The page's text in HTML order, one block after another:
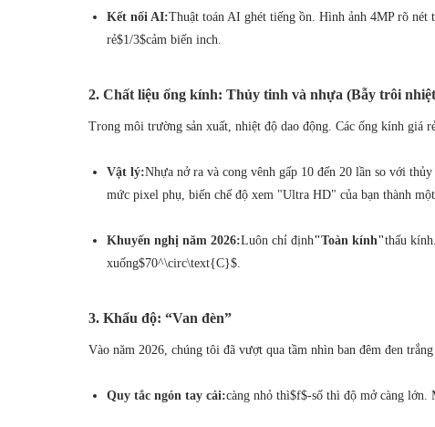
Kết nối AI:Thuật toán AI ghét tiếng ồn. Hình ảnh 4MP rõ nét
rẻ$1/3$cảm biến inch.
2. Chất liệu ống kính: Thủy tinh và nhựa (Bẫy trôi
Trong môi trường sản xuất, nhiệt độ dao động. Các ống kính giá
Vật lý:Nhựa nở ra và cong vênh gấp 10 đến 20 lần so với
mức pixel phụ, biến chế độ xem "Ultra HD" của bạn thành
Khuyến nghị năm 2026:Luôn chỉ định"Toàn kính"thấu
xuống$70^\circ\text{C}$
3. Khẩu độ: “Van đèn”
Vào năm 2026, chúng tôi đã vượt qua tầm nhìn ban đêm đen
Quy tắc ngón tay cái:càng nhỏ thì$f$-số thì độ mở càng lớn.